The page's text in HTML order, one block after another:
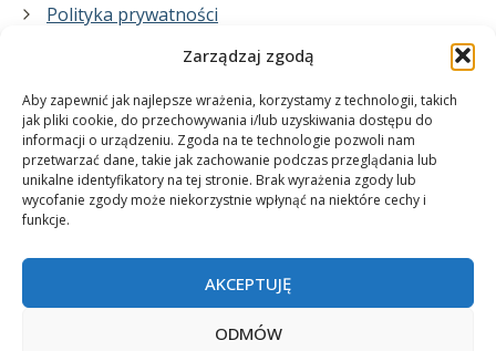
Zarządzaj zgodą
Aby zapewnić jak najlepsze wrażenia, korzystamy z technologii, takich
jak pliki cookie, do przechowywania i/lub uzyskiwania dostępu do
informacji o urządzeniu. Zgoda na te technologie pozwoli nam
przetwarzać dane, takie jak zachowanie podczas przeglądania lub
unikalne identyfikatory na tej stronie. Brak wyrażenia zgody lub
wycofanie zgody może niekorzystnie wpłynąć na niektóre cechy i
funkcje.
AKCEPTUJĘ
ODMÓW
Polityka prywatności
Co zrobimy dla Ciebie:
projekty plakatów na zamówienie
wydrukuj swój plakat